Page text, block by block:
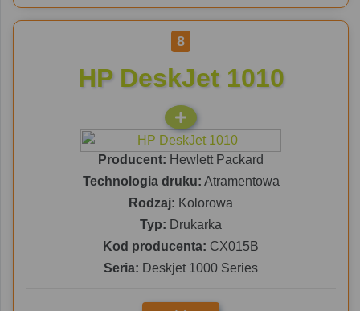
8
HP DeskJet 1010
Producent: Hewlett Packard
Technologia druku: Atramentowa
Rodzaj: Kolorowa
Typ: Drukarka
Kod producenta: CX015B
Seria: Deskjet 1000 Series